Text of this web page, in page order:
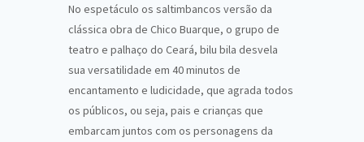
No espetáculo os saltimbancos versão da
clássica obra de Chico Buarque, o grupo de
teatro e palhaço do Ceará, bilu bila desvela
sua versatilidade em 40 minutos de
encantamento e ludicidade, que agrada todos
os públicos, ou seja, pais e crianças que
embarcam juntos com os personagens da